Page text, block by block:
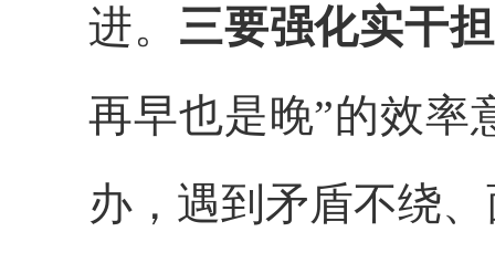
进。 三要强化实干
再早也是晚”的效率
办，遇到矛盾不绕